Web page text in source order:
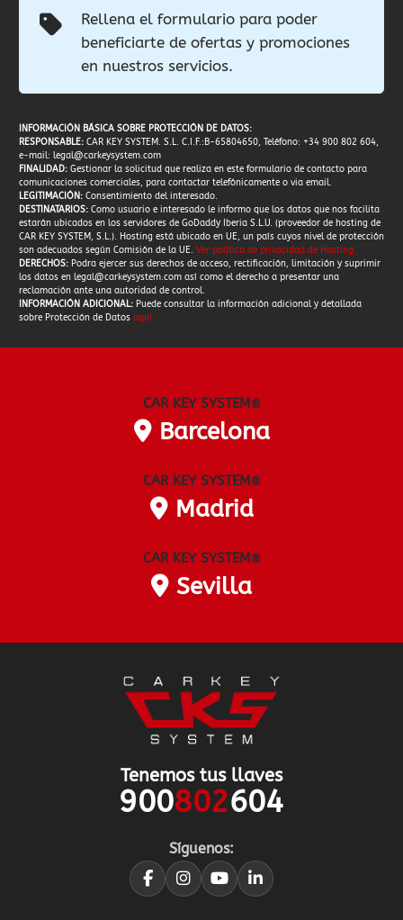
Rellena el formulario para poder
beneficiarte de ofertas y promociones
en nuestros servicios.
INFORMACIÓN BÁSICA SOBRE PROTECCIÓN DE DATOS:
RESPONSABLE: CAR KEY SYSTEM. S.L. C.I.F.:B-65804650, Teléfono: +34 900 802 604,
e-mail: legal@carkeysystem.com
FINALIDAD: Gestionar la solicitud que realiza en este formulario de contacto para
comunicaciones comerciales, para contactar telefónicamente o via email.
LEGITIMACIÓN: Consentimiento del interesado.
DESTINATARIOS: Como usuario e interesado le informo que los datos que nos facilita
estarán ubicados en los servidores de GoDaddy Iberia S.L.U. (proveedor de hosting de
CAR KEY SYSTEM, S.L.). Hosting está ubicado en UE, un país cuyos nivel de protección
son adecuados según Comisión de la UE. Ver política de privacidad de Hosting.
DERECHOS: Podra ejercer sus derechos de acceso, rectificación, limitación y suprimir
los datos en legal@carkeysystem.com así como el derecho a presentar una
reclamación ante una autoridad de control.
INFORMACIÓN ADICIONAL: Puede consultar la información adicional y detallada
sobre Protección de Datos aquí
CAR KEY SYSTEM®
Barcelona
CAR KEY SYSTEM®
Madrid
CAR KEY SYSTEM®
Sevilla
Tenemos tus llaves
900802604
Síguenos: